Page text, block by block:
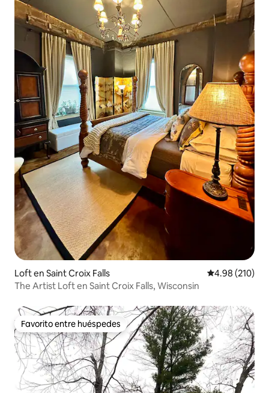
Loft en Saint Croix Falls Calificación
4.98 (210)
The Artist Loft en Saint Croix Falls, Wisconsin
Favorito entre huéspedes
Favorito entre huéspedes